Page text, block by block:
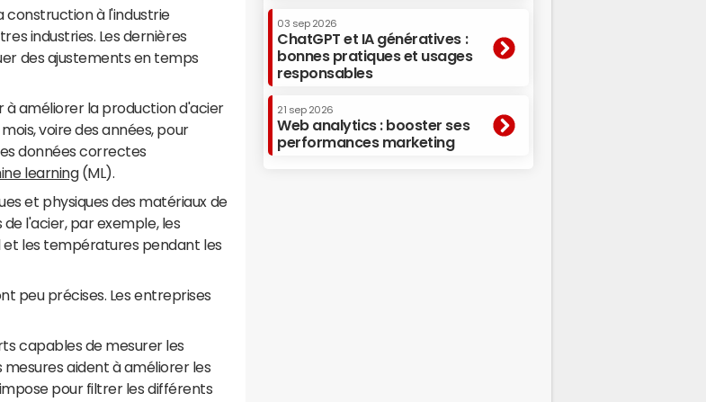
construction à l'industrie
industries. Les dernières
des ajustements en temps
à améliorer la production d'acier
voire des années, pour
données correctes
learning(ML).
et physiques des matériaux de
l'acier, par exemple, les
les températures pendant les
peu précises. Les entreprises
capables de mesurer les
aident à améliorer les
pour filtrer les différents
03 sep 2026
ChatGPT et IA génératives :
bonnes pratiques et usages
responsables
21 sep 2026
Web analytics : booster ses
performances marketing